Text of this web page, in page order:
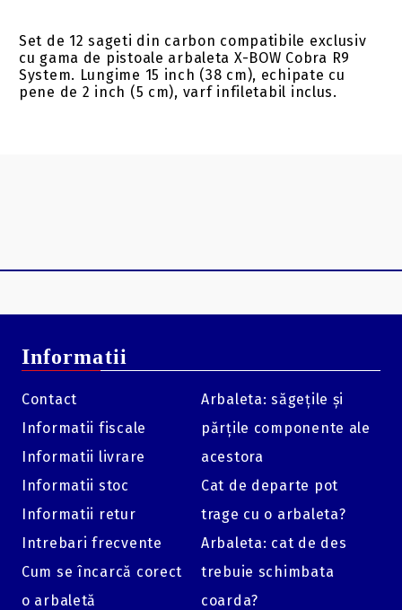
Set de 12 sageti din carbon compatibile exclusiv
cu gama de pistoale arbaleta X-BOW Cobra R9
System. Lungime 15 inch (38 cm), echipate cu
pene de 2 inch (5 cm), varf infiletabil inclus.
Informatii
Contact
Informatii fiscale
Informatii livrare
Informatii stoc
Informatii retur
Intrebari frecvente
Cum se încarcă corect
o arbaletă
Arbaleta: săgețile și
părțile componente ale
acestora
Cat de departe pot
trage cu o arbaleta?
Arbaleta: cat de des
trebuie schimbata
coarda?